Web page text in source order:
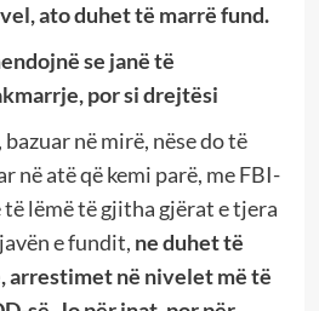
ato duhet të marrë fund.
se janë të
por si drejtësi
në mirë, nëse do të
në atë që kemi parë, me FBI-
të lëmë të gjitha gjërat e tjera
e fundit, ne duhet të
arrestimet në nivelet më të